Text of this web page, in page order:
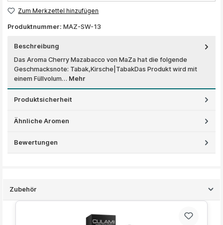
Zum Merkzettel hinzufügen
Produktnummer: MAZ-SW-13
Beschreibung
Das Aroma Cherry Mazabacco von MaZa hat die folgende
Geschmacksnote: Tabak,Kirsche|TabakDas Produkt wird mit
einem Füllvolum… Mehr
Produktsicherheit
Ähnliche Aromen
Bewertungen
Zubehör
Produktgalerie überspringen